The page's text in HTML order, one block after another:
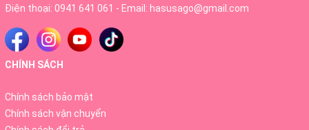
- Kích cỡ sản phẩm: Dài áo 70cm x Rộng áo 54cm x Dài tay
- Loại: Unisex
Điện thoại: 0941 641 061 - Email: hasusago@gmail.com
CHÍNH SÁCH
Chính sách bảo mật
Chính sách vận chuyển